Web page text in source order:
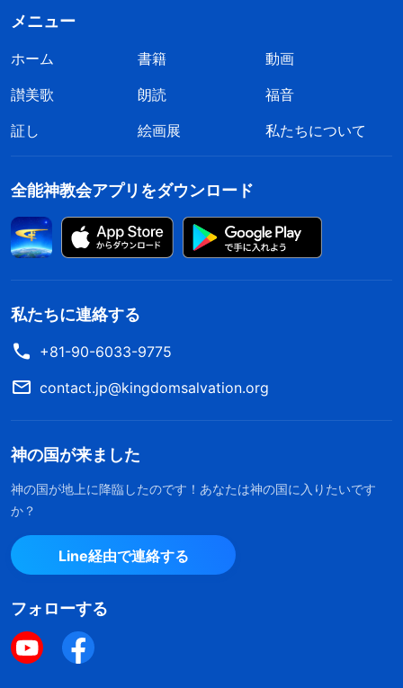
メニュー
ホーム 書籍
動画
讃美歌
朗読
福音
証し
絵画展 私たちについて
全能神教会アプリをダウンロード
私たちに連絡する
+81-90-6033-9775
contact.jp@kingdomsalvation.org
神の国が来ました
神の国が地上に降臨したのです！あなたは神の国に入りたいです
か？
Line経由で連絡する
フォローする